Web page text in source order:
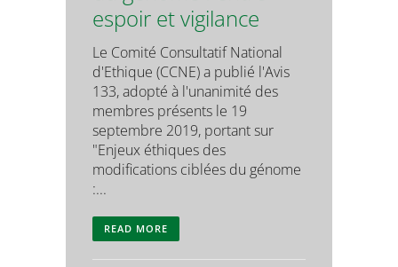
espoir et vigilance
Le Comité Consultatif National
d'Ethique (CCNE) a publié l'Avis
133, adopté à l'unanimité des
membres présents le 19
septembre 2019, portant sur
"Enjeux éthiques des
modifications ciblées du génome
:...
READ MORE